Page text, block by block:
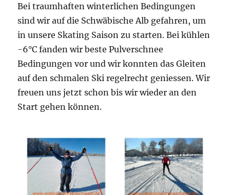
Bei traumhaften winterlichen Bedingungen
sind wir auf die Schwäbische Alb gefahren, um
in unsere Skating Saison zu starten. Bei kühlen
-6°C fanden wir beste Pulverschnee
Bedingungen vor und wir konnten das Gleiten
auf den schmalen Ski regelrecht geniessen. Wir
freuen uns jetzt schon bis wir wieder an den
Start gehen können.